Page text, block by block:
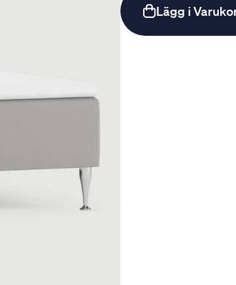
Lägg i